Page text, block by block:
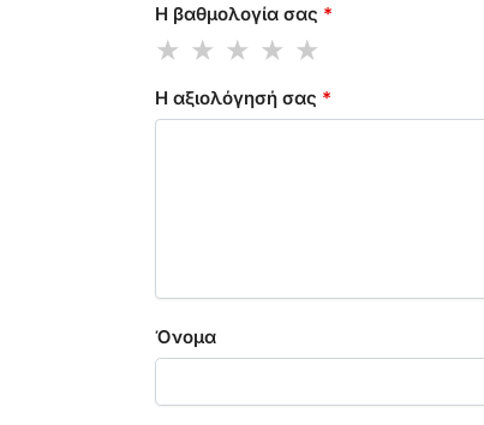
Η βαθμολογία σας *
Η αξιολόγησή σας *
Όνομα